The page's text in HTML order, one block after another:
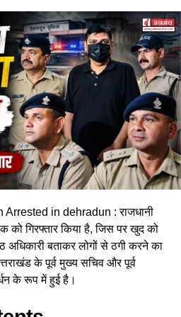
में आए किशोर सैनी ने अपनी लाइसेंसी
लगने से राजेश सैनी गंभीर रूप से घायल
मौके से फरार हो गया। गोली चलने
मौके पर पहुंचे और तुरंत पुलिस को
in dehradun : राजधानी
गिरफ्तार किया है, जिस पर खुद को
अधिकारी बताकर लोगों से ठगी करने का
के पूर्व मुख्य सचिव और पूर्व
के रूप में हुई है।